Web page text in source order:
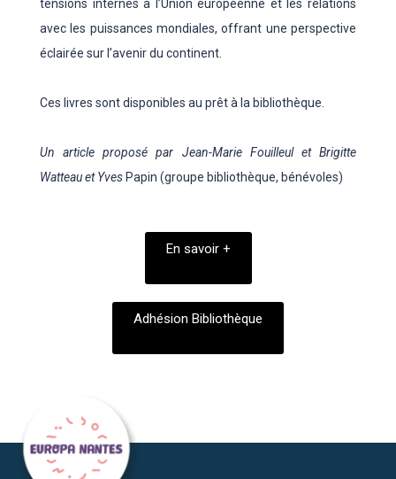
tensions internes à l’Union européenne et les relations
avec les puissances mondiales, offrant une perspective
éclairée sur l’avenir du continent.
Ces livres sont disponibles au prêt à la bibliothèque.
Un article proposé par Jean-Marie Fouilleul et Brigitte
Watteau et Yves Papin (groupe bibliothèque, bénévoles)
En savoir +
Adhésion Bibliothèque